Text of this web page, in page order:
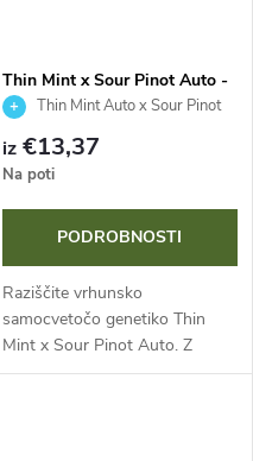
Thin Mint x Sour Pinot Auto -
Barney's Farm
Thin Mint Auto x Sour Pinot
Auto
iz€13,37
Na poti
PODROBNOSTI
Raziščite vrhunsko
samocvetočo genetiko Thin
Mint x Sour Pinot Auto. Z
vsebnostjo THC do 26 % in